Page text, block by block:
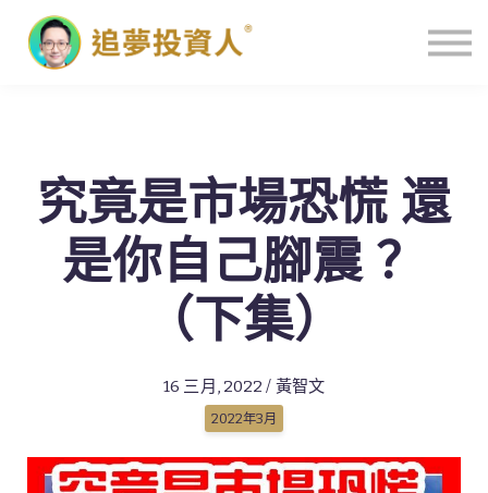
主頁
究竟是市場恐慌 還
是你自己腳震 ？
（下集）
16 三月, 2022 / 黃智文
2022年3月